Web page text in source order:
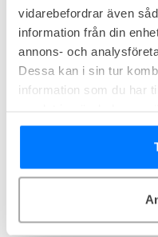
vidarebefordrar även
information från din
annons- och
Dessa kan i sin tur
information som du har
Vasakronan
Krukmakargatan 21,
Miljöcertifierat Centralt läge